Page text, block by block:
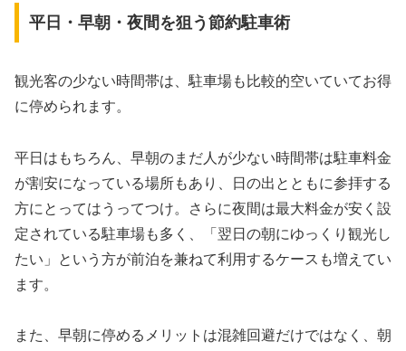
平日・早朝・夜間を狙う節約駐車術
観光客の少ない時間帯は、駐車場も比較的空いていてお得
に停められます。
平日はもちろん、早朝のまだ人が少ない時間帯は駐車料金
が割安になっている場所もあり、日の出とともに参拝する
方にとってはうってつけ。さらに夜間は最大料金が安く設
定されている駐車場も多く、「翌日の朝にゆっくり観光し
たい」という方が前泊を兼ねて利用するケースも増えてい
ます。
また、早朝に停めるメリットは混雑回避だけではなく、朝